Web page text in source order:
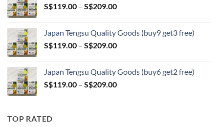
through
S$119.00 – S$209.00Price
through
S$209.00
Japan Tengsu Quality Goods (buy9 get3 free)
S$119.00 – S$209.00Price
through
S$209.00
Japan Tengsu Quality Goods (buy6 get2 free)
S$119.00 – S$209.00Price
TOP RATED